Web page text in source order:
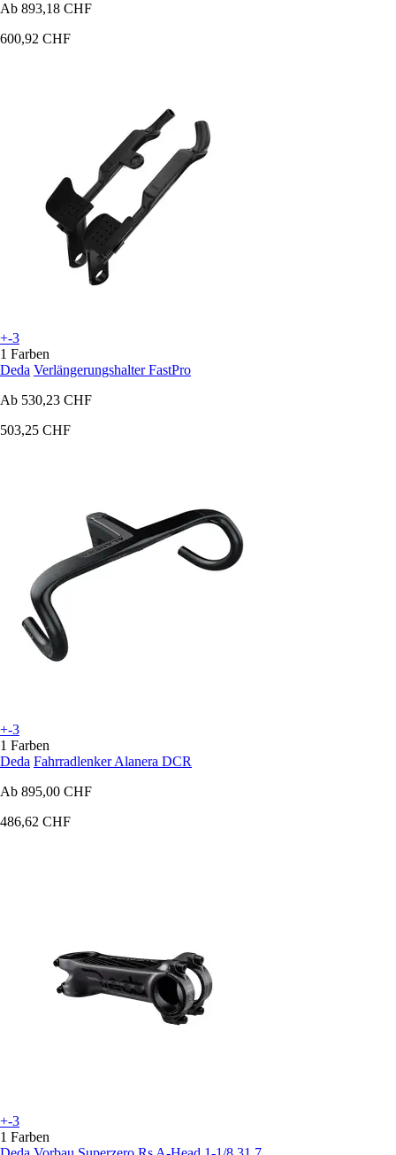
Ab 893,18 CHF
600,92 CHF
+-3
1 Farben
Deda Verlängerungshalter FastPro
Ab 530,23 CHF
503,25 CHF
+-3
1 Farben
Deda Fahrradlenker Alanera DCR
Ab 895,00 CHF
486,62 CHF
+-3
1 Farben